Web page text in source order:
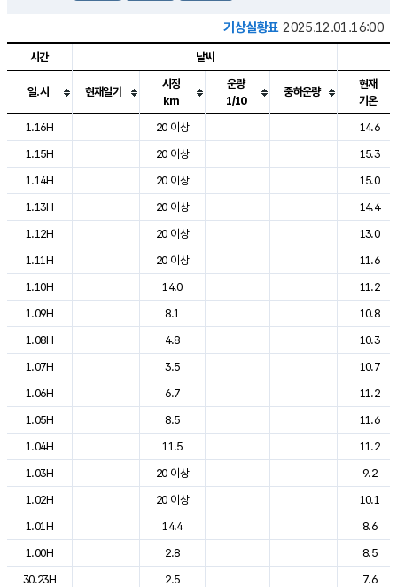
기상실황표 2025.12.01.16:00
도시별 기상실황표로 지점, 날씨, 기온, 강수, 바람, 기압등을 안내한 표입
시간 날씨
일.시 현재일기
시정
km
운량
1/10
중하운량
현재
기온
1.16H
20 이상
14.6
1.15H
20 이상
15.3
1.14H
20 이상
15.0
1.13H
20 이상
14.4
1.12H
20 이상
13.0
1.11H
20 이상
11.6
1.10H
14.0
11.2
1.09H
8.1
10.8
1.08H
4.8
10.3
1.07H
3.5
10.7
1.06H
6.7
11.2
1.05H
8.5
11.6
1.04H
11.5
11.2
1.03H
20 이상
9.2
1.02H
20 이상
10.1
1.01H
14.4
8.6
1.00H
2.8
8.5
30.23H
2.5
7.6